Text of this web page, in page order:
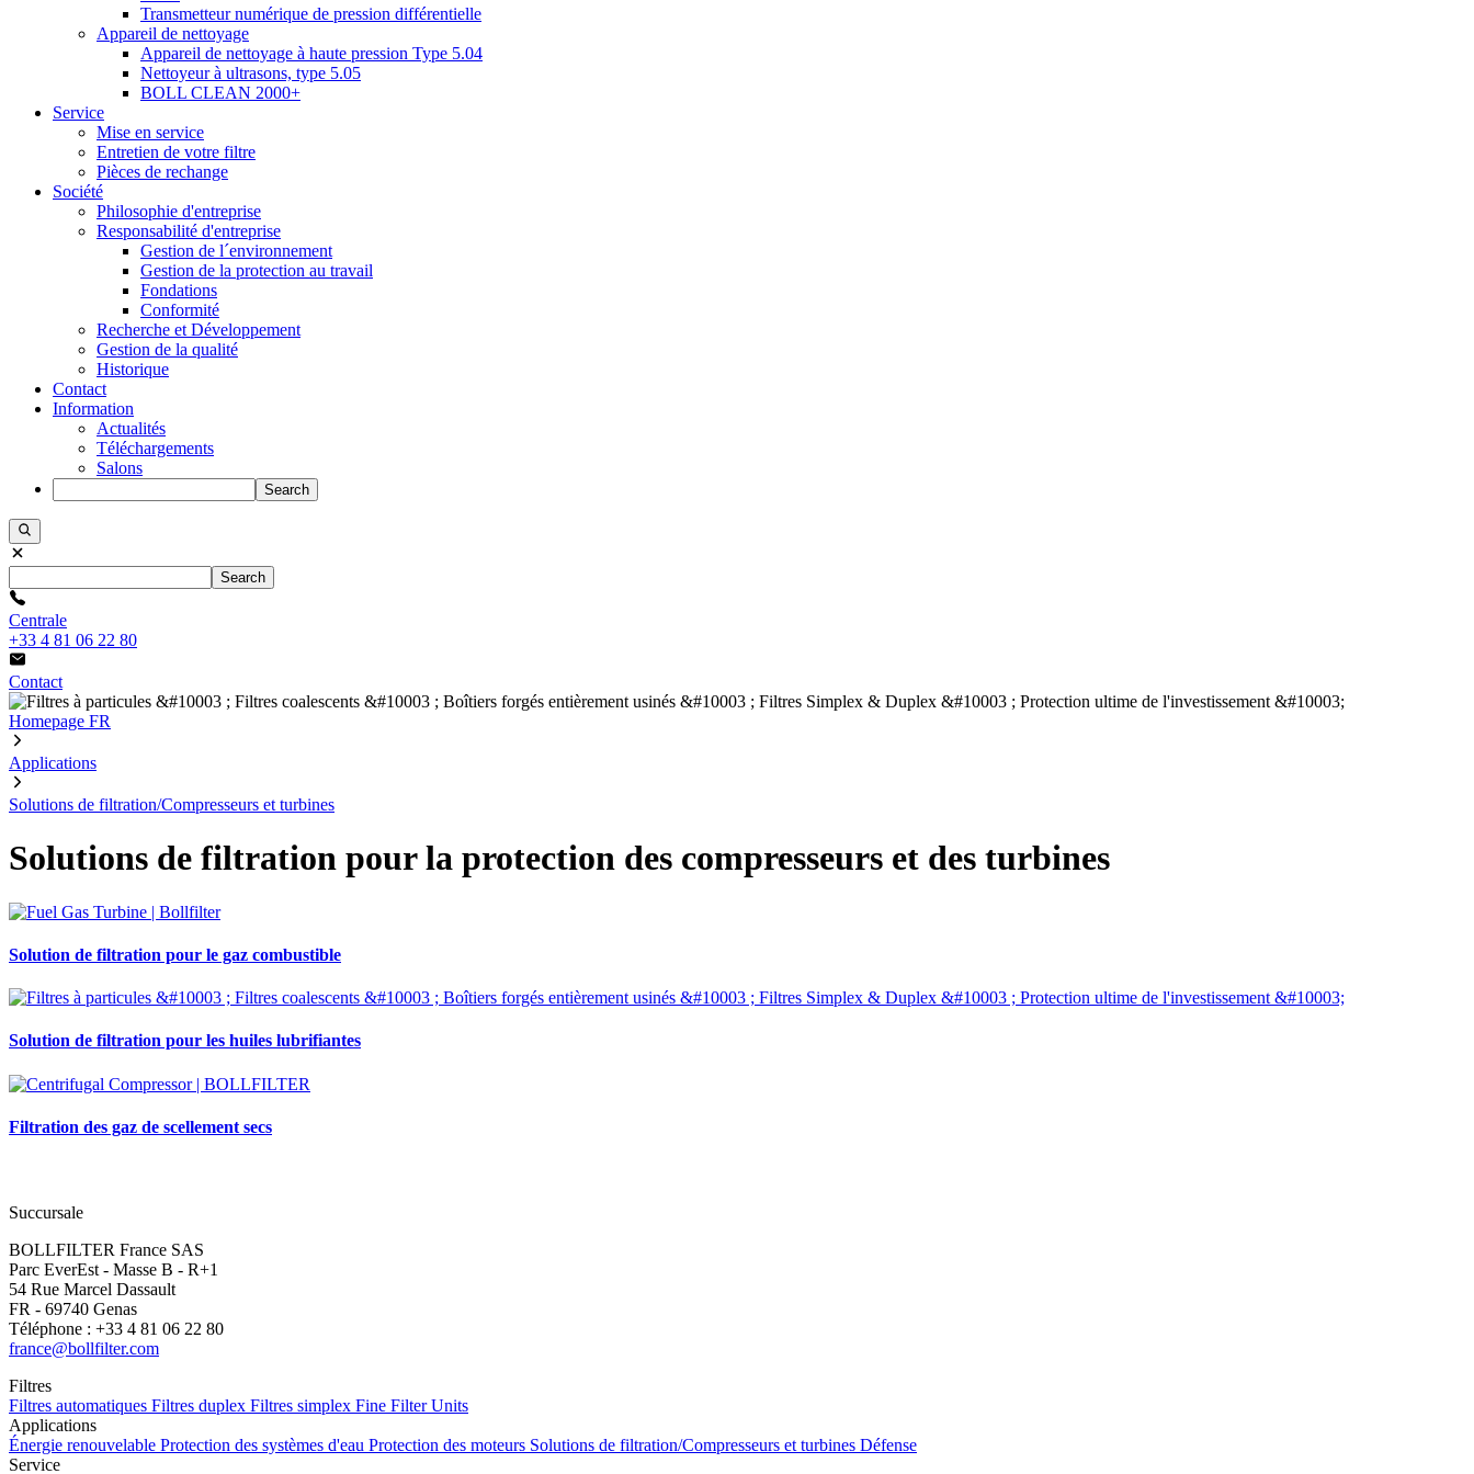
Transmetteur numérique de pression différentielle
Appareil de nettoyage
Appareil de nettoyage à haute pression Type 5.04
Nettoyeur à ultrasons, type 5.05
BOLL CLEAN 2000+
Service
Mise en service
Entretien de votre filtre
Pièces de rechange
Société
Philosophie d'entreprise
Responsabilité d'entreprise
Gestion de l´environnement
Gestion de la protection au travail
Fondations
Conformité
Recherche et Développement
Gestion de la qualité
Historique
Contact
Information
Actualités
Téléchargements
Salons
Search
Search
Centrale
+33 4 81 06 22 80
Contact
Homepage FR
Applications
Solutions de filtration/Compresseurs et turbines
Solutions de filtration pour la protection des compresseurs et des turbines
Solution de filtration pour le gaz combustible
Solution de filtration pour les huiles lubrifiantes
Filtration des gaz de scellement secs
Succursale
BOLLFILTER France SAS
Parc EverEst - Masse B - R+1
54 Rue Marcel Dassault
FR - 69740 Genas
Téléphone : +33 4 81 06 22 80
france@bollfilter.com
Filtres
Filtres automatiques Filtres duplex Filtres simplex Fine Filter Units
Applications
Énergie renouvelable Protection des systèmes d'eau Protection des moteurs Solutions de filtration/Compresseurs et turbines Défense
Service